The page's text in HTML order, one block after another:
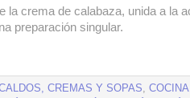
la crema de calabaza, unida a la
preparación singular.
CREMAS Y SOPAS, COCINA